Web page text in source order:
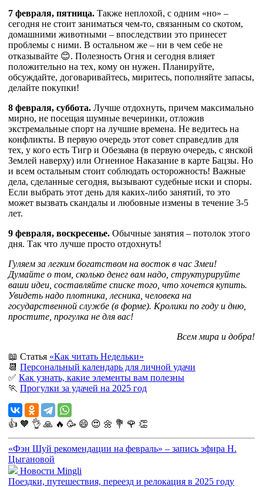
7 февраля, пятница. Также неплохой, с одним «но» –
сегодня не стоит заниматься чем-то, связанным со скотом,
домашними животными – впоследствии это принесет
проблемы с ними. В остальном же – ни в чем себе не
отказывайте 😊. Полезность Огня и сегодня влияет
положительно на тех, кому он нужен. Планируйте,
обсуждайте, договаривайтесь, миритесь, пополняйте запасы,
делайте покупки!
8 февраля, суббота. Лучше отдохнуть, причем максимально
мирно, не посещая шумные вечеринки, отложив
экстремальные спорт на лучшие времена. Не ведитесь на
конфликты. В первую очередь этот совет справедлив для
тех, у кого есть Тигр и Обезьяна (в первую очередь, с янской
Землей наверху) или Огненное Наказание в карте Бацзы. Но
и всем остальным стоит соблюдать осторожность! Важные
дела, сделанные сегодня, вызывают судебные иски и споры.
Если выбрать этот день для каких-либо занятий, то это
может вызвать скандалы и любовные измены в течение 3-5
лет.
9 февраля, воскресенье. Обычные занятия – потолок этого
дня. Так что лучше просто отдохнуть!
Гуляем за легким богатством на восток в час Змеи!
Думайте о том, сколько денег вам надо, структурируйте
ваши идеи, составляйте списке того, что хочется купить.
Увидеть надо плотника, лесника, человека на
государственной службе (в форме). Кролики по году и дню,
простите, прогулка не для вас!
Всем мира и добра!
📖 Статья «Как читать Недельки»
📆 Персональный календарь для личной удачи
✅ Как узнать, какие элементы вам полезны
🏃 Прогулки за удачей на 2025 год
👍 🧡 👌 🙏 🔥 🥳 😄 😍 🌼 💐 🌹 👏
«Фэн Шуй рекомендации на февраль» – запись эфира Н.
Цыгановой
Новости Mingli
Поездки, путешествия, переезд и релокация в 2025 году